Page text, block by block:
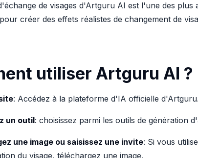
de visages d'Artguru AI est l'une des
pour créer des effets réalistes de changement de
utiliser Artguru AI ?
: Accédez à la plateforme d'IA officielle d'Artguru.
un outil: choisissez parmi les outils de génération
une image ou saisissez une invite: Si vous
du visage, téléchargez une image.